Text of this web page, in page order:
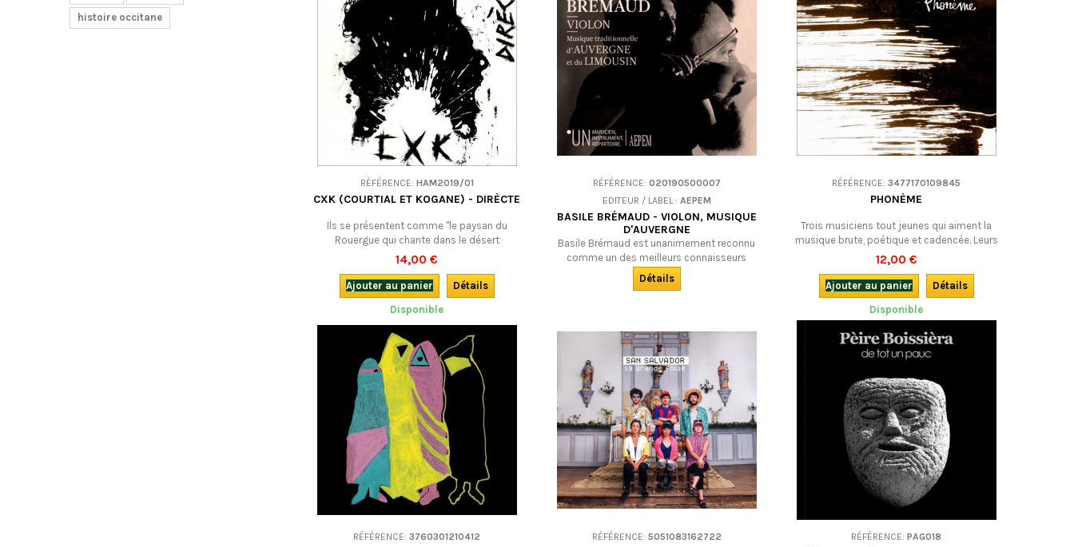
histoire occitane
RÉFÉRENCE: HAM2019/01
CXK (COURTIAL ET KOGANE) - DIRÈCTE
Ils se présentent comme "le paysan du
Rouergue qui chante dans le désert
Californien. Une guitare, une batterie et en
avant !" Trois chansons de création et quatre
traditionnelles, pour un son de rock occitan
résolument "métal".
14,00 €
Ajouter au panier
Détails
Disponible
RÉFÉRENCE: 020190500007
EDITEUR / LABEL : AEPEM
BASILE BRÉMAUD - VIOLON, MUSIQUE
D'AUVERGNE
Basile Brémaud est unanimement reconnu
comme un des meilleurs connaisseurs
actuels du répertoire traditionnel des
des grands violoneux. Un album à écouter et
une belle invitation à danser ! DÉSOLES :
ÉPUISÉ !
Détails
RÉFÉRENCE:3477170109845
PHONÈME
Trois musiciens tout jeunes qui aiment la
musique brute, poétique et cadencée. Leurs
cordes et leurs voix s’entremêlent pour faire
résonner les mélodies bien trempées des
violoneux et chanteur et chanteuses du
Massif central… et d’ailleurs.
12,00 €
Ajouter au panier
Détails
Disponible
RÉFÉRENCE:3760301210412 RÉFÉRENCE: 5051083162722 RÉFÉRENCE:PAG018